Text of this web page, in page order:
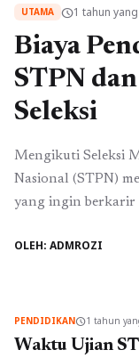
UTAMA schedule1 tahun
Biaya
STPN
Seleksi
Mengikuti Seleksi
Nasional (STPN)
yang ingin berkarir
online STPN pun
serta strategi agar
Baca Selengkapnya
OLEH: ADMROZI
PENDIDIKANschedule1 tahun
Waktu Ujian